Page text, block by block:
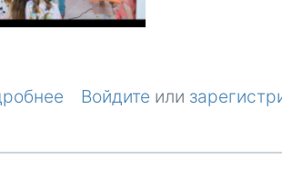
Войдите или